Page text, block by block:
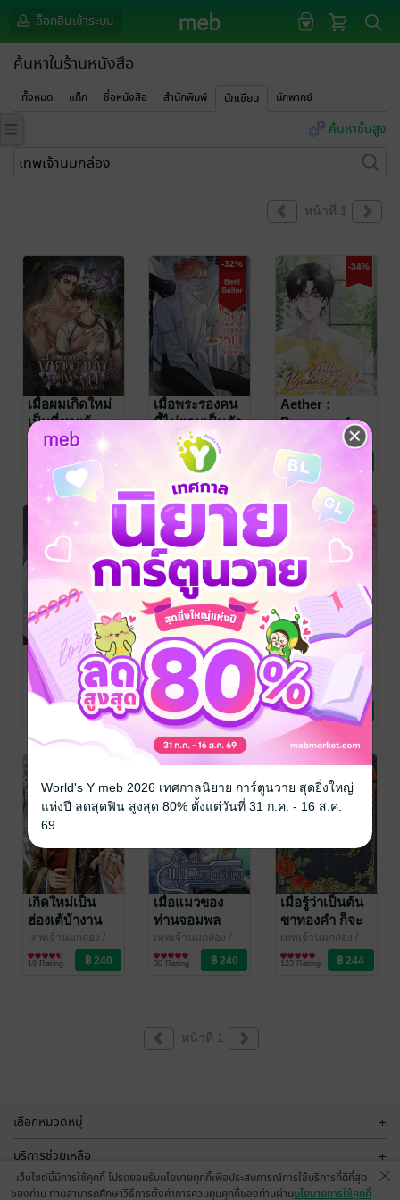
ล็อกอินเข้าระบบ
ค้นหาในร้านหนังสือ
ทั้งหมด แท็ก ชื่อหนังสือ สำนักพิมพ์ นักเขียน นักพากย์
ค้นหาขั้นสูง
หน้าที่ 1
เมื่อผมเกิดใหม่
เป็นพี่ชายผู้
อาภัพเลยเตะไข่
ตัวร้ายเพื่อความ
สะใจ
เทพเจ้านมกล่อง/
God of box milk
Book
นิยายวาย Boy
Love / Yaoi
No Rating
-32%
เมื่อพระรองคน
นี้ไม่ยอมเป็นตัว
รับกระสุนอีกต่อ
เทพเจ้านมกล่อง
God of box milk
นิยายวาย Boy
Love / Yaoi
22 Rating
-34%
Aether :
Because of
You 2
เทพเจ้านมกล่อง/
God of box milk
Book
นิยายวาย Boy
Love / Yaoi
1 Rating
-34%
Aether :
Because of
You 1
เทพเจ้านมกล่อง/
God of box milk
นิยายวาย Boy
-34%
รักอุปถัมภ์
เทพเจ้านมกล่อง/
God of box milk
Book
นิยายวาย Boy
Love / Yaoi
1 Rating
-36%
กฎของแม่เลี้ยง
เดี่ยวคือสามีคน
ใหม่ต้องรวย!
(Omegaverse)
เทพเจ้านมกล่อง/
God of box milk
นิยายวาย Boy
Love / Yaoi
7 Rating
เกิดใหม่เป็น
ฮ่องเต้บ้างาน
เทพเจ้านมกล่อง /
God of box milk
Book
นิยายวาย Boy
Love / Yaoi
19 Rating
เมื่อแมวของ
ท่านจอมพล
เผลอกดปุ่มสตรี
ม!
เทพเจ้านมกล่อง /
God of box milk
Book
นิยายวาย Boy
Love / Yaoi
30 Rating
เมื่อรู้ว่าเป็นต้น
ขาทองคำ ก็จะ
ขอกอดไว้ให้
แน่น
เทพเจ้านมกล่อง /
God of box milk
Book
นิยายวาย Boy
Love / Yaoi
123 Rating
หน้าที่ 1
เลือกหมวดหมู่ +
บริการช่วยเหลือ +
เกี่ยวกับเรา
เว็บไซต์นี้มีการใช้คุกกี้ โปรดยอมรับนโยบายคุกกี้เพื่อประสบการณ์การใช้บริการที่ดีที่สุด
ของท่าน ท่านสามารถศึกษาวิธีการตั้งค่าการควบคุมคุกกี้ของท่านผ่านนโยบายการใช้คุกกี้
World's Y meb 2026 เทศกาลนิยาย การ์ตูนวาย สุดยิ่งใหญ่
แห่งปี ลดสุดฟิน สูงสุด 80% ตั้งแต่วันที่ 31 ก.ค. - 16 ส.ค.
69